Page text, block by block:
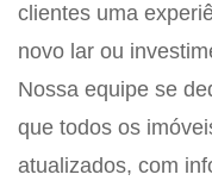
clientes uma
novo lar ou
Nossa equipe se
que todos os
atualizados, com